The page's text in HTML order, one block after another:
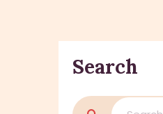
Search
Search